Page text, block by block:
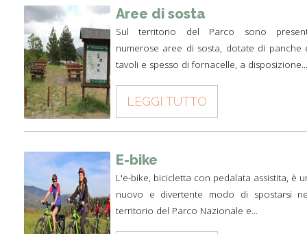
Aree di sosta
Sul territorio del Parco sono
numerose aree di sosta, dotate di panche
tavoli e spesso di fornacelle, a
LEGGI TUTTO
E-bike
L'e-bike, bicicletta con pedalata assistita, è
nuovo e divertente modo di spostarsi
territorio del Parco Nazionale e...